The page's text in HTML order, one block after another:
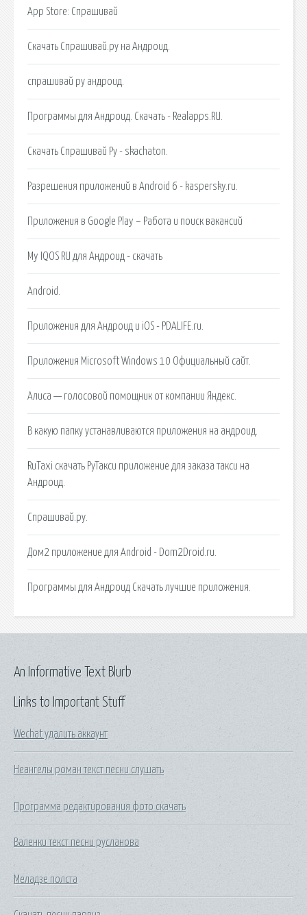
‎App Store: Спрашивай
Скачать Спрашивай.ру на Андроид.
спрашивай ру андроид.
Программы для Андроид. Скачать - Realapps.RU.
Скачать Спрашивай Ру - skachaton.
Разрешения приложений в Android 6 - kaspersky.ru.
Приложения в Google Play – Работа и поиск вакансий
My IQOS RU для Андроид - скачать
Android.
Приложения для Андроид и iOS - PDALIFE.ru.
Приложения Microsoft Windows 10 Официальный сайт.
Алиса — голосовой помощник от компании Яндекс.
В какую папку устанавливаются приложения на андроид.
RuTaxi скачать РуТакси приложение для заказа такси на
Андроид.
Спрашивай.ру.
Дом2 приложение для Android - Dom2Droid.ru.
Программы для Андроид Скачать лучшие приложения.
Links to Important Stuff
Wechat удалить аккаунт
Неангелы роман текст песни слушать
Программа редактирования фото скачать
Валенки текст песни русланова
Меладзе полста
An Informative Text Blurb